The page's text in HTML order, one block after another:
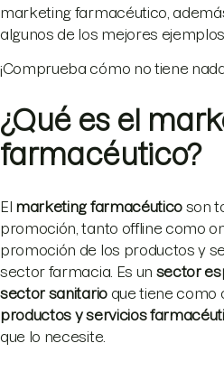
marketing farmacéutico,
algunos de los mejores
¡Comprueba cómo no tiene
¿Qué es el
farmacéutico?
El marketing farmacéutico son
promoción, tanto offline como
promoción de los productos y
sector farmacia. Es un sector
sector sanitarioque tiene como
productos y servicios
que lo necesite.